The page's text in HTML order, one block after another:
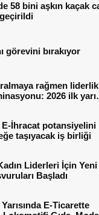
58 bini aşkın kaçak
görevini bırakıyor
rağmen
2026 ilk yarı
E-İhracat potansiyelini
taşıyacak iş birliği
Liderleri İçin Yeni
Başladı
Yarısında E-Ticarette